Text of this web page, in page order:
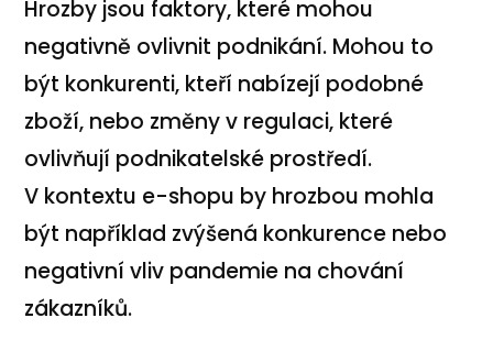
Hrozby jsou faktory, které mohou
negativně ovlivnit podnikání. Mohou to
být konkurenti, kteří nabízejí podobné
zboží, nebo změny v regulaci, které
ovlivňují podnikatelské prostředí.
V kontextu e-shopu by hrozbou mohla
být například zvýšená konkurence nebo
negativní vliv pandemie na chování
zákazníků.